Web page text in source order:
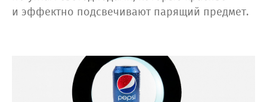
и эффектно подсвечивают парящий предмет.